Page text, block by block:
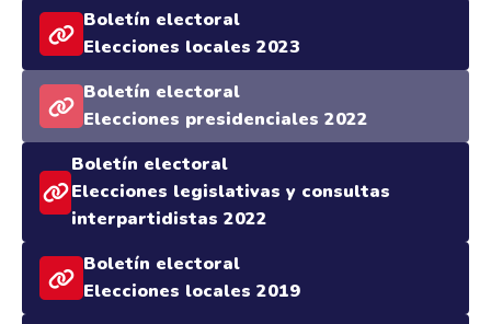
Boletín electoral
Elecciones locales 2023
Boletín electoral
Elecciones presidenciales 2022
Boletín electoral
Elecciones legislativas y consultas
interpartidistas 2022
Boletín electoral
Elecciones locales 2019